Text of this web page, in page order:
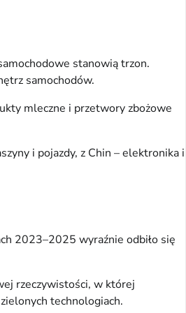
stanowią trzon.
samochodów.
mleczne i przetwory zbożowe
i pojazdy, z Chin – elektronika i
2023–2025 wyraźnie odbiło się
rzeczywistości, w której
technologiach.